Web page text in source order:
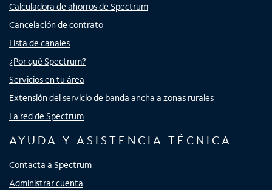
Calculadora de ahorros de Spectrum
Cancelación de contrato
Lista de canales
¿Por qué Spectrum?
Servicios en tu área
Extensión del servicio de banda ancha a zonas rurales
La red de Spectrum
AYUDA Y ASISTENCIA TÉCNICA
Contacta a Spectrum
Administrar cuenta